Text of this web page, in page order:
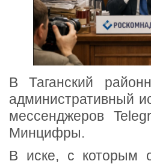
В Таганский
административный
мессенджеров
Минцифры.
В иске, с которым